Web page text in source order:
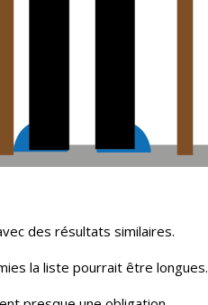
des résultats similaires.
la liste pourrait être longues.